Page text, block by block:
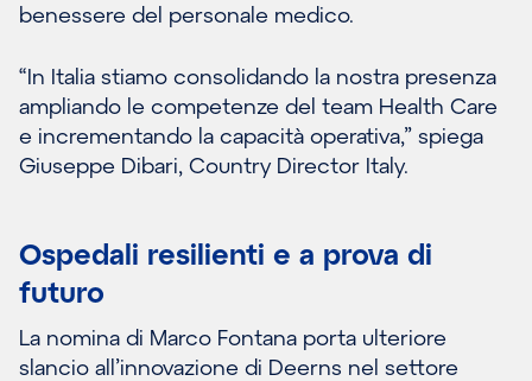
benessere del personale medico.
“In Italia stiamo consolidando la nostra presenza
ampliando le competenze del team Health Care
e incrementando la capacità operativa,” spiega
Giuseppe Dibari, Country Director Italy.
Ospedali resilienti e a prova di
futuro
La nomina di Marco Fontana porta ulteriore
slancio all’innovazione di Deerns nel settore